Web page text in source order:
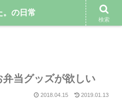
いきたい専業主婦のブログ
当グッズが欲しい
2018.04.15 2019.01.13
。の日常
検索